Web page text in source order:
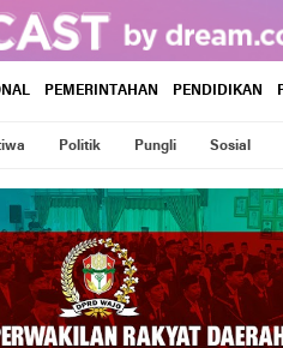
PEMERINTAHAN PENDIDIKAN
Politik Pungli Sosial